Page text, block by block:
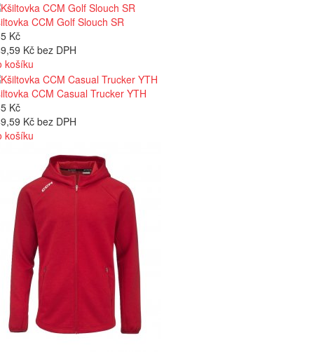
CCM Golf Slouch SR
Kč
Kč bez DPH
košíku
CCM Casual Trucker YTH
Kč
Kč bez DPH
košíku